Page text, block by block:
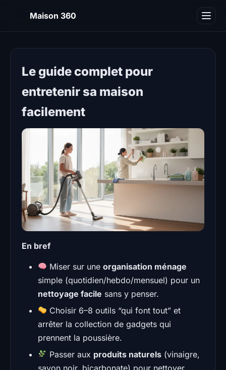
Maison 360
Le guide complet pour
entretenir sa maison
facilement
En bref
Miser sur uneorganisation ménage
simple (quotidien/hebdo/mensuel) pour un
nettoyage facile sans y penser.
Choisir 6–8 outils “qui font tout” et
arrêter la collection de gadgets qui
prennent la poussière.
Passer aux produits naturels (vinaigre,
savon noir, bicarbonate) pour nettoyer,